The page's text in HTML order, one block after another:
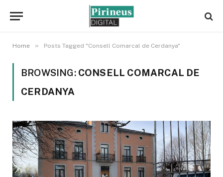
Home » Posts Tagged "Consell Comarcal de Cerdanya"
BROWSING: CONSELL COMARCAL DE
CERDANYA